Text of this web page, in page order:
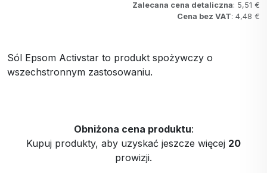
Zalecana cena detaliczna: 5,51 €
Cena bez VAT: 4,48 €
Sól Epsom Activstar to produkt spożywczy o
wszechstronnym zastosowaniu.
Obniżona cena produktu:
Kupuj produkty, aby uzyskać jeszcze więcej 20
prowizji.